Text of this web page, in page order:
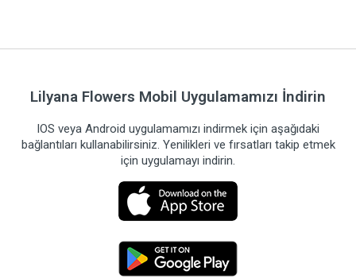
Lilyana Flowers Mobil Uygulamamızı İndirin
IOS veya Android uygulamamızı indirmek için aşağıdaki
bağlantıları kullanabilirsiniz. Yenilikleri ve fırsatları takip etmek
için uygulamayı indirin.